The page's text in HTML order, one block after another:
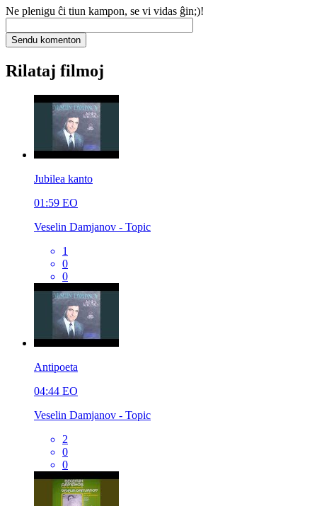
Ne plenigu ĉi tiun kampon, se vi vidas ĝin;)!
Rilataj filmoj
Jubilea kanto
01:59 EO
Veselin Damjanov - Topic
1
0
0
Antipoeta
04:44 EO
Veselin Damjanov - Topic
2
0
0